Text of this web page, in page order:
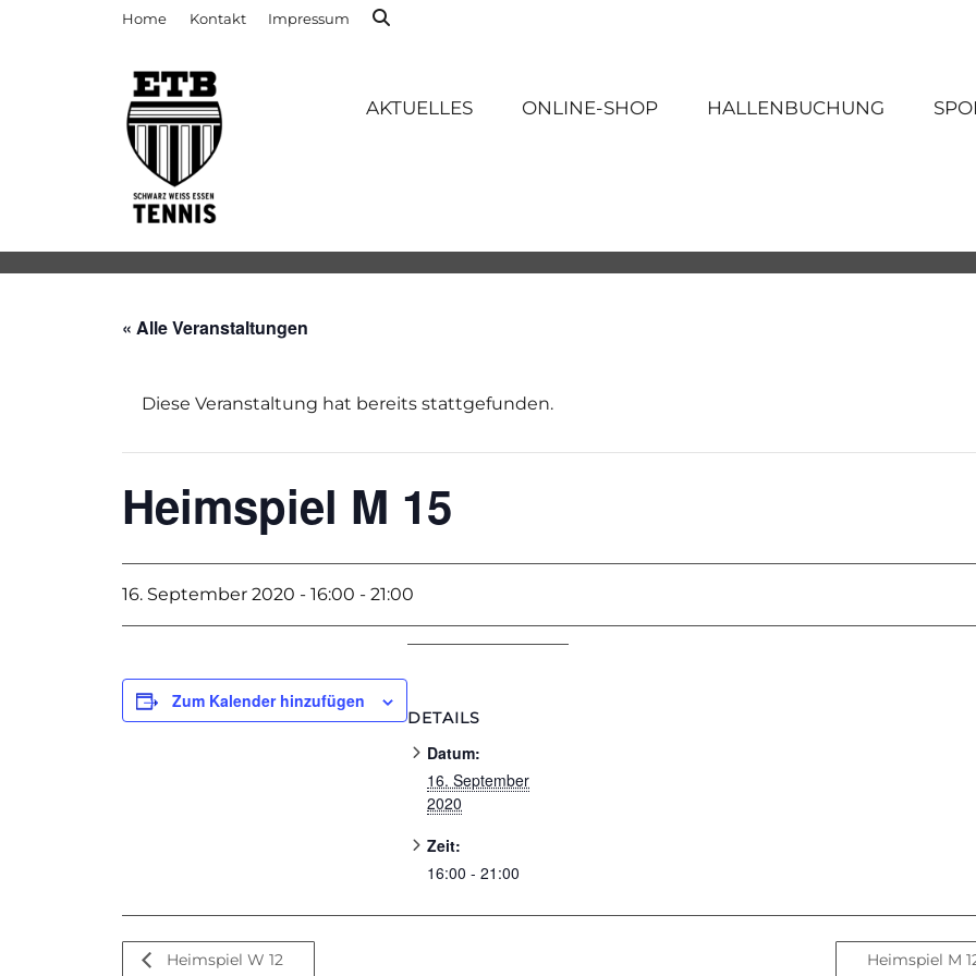
Home Kontakt Impressum
AKTUELLES ONLINE-SHOP HALLENBUCHUNG
« Alle Veranstaltungen
Diese Veranstaltung hat bereits stattgefunden.
Heimspiel M 15
16. September 2020 - 16:00 - 21:00
Zum Kalender hinzufügen
DETAILS
Datum:
16. September
2020
Zeit:
16:00 - 21:00
Heimspiel W 12 Heimspiel M